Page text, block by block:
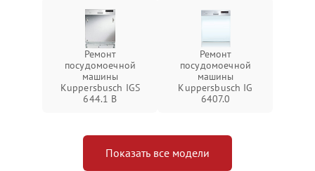
Ремонт
посудомоечной
машины
Kuppersbusch IGS
644.1 B
Ремонт
посудомоечной
машины
Kuppersbusch IG
6407.0
Показать все модели